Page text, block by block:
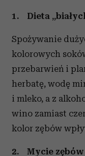
1. Dieta
Spożywanie
kolorowych
przebarwień i
herbatę, wodę
i mleko, a z
wino zamiast
kolor zębów
2. Mycie